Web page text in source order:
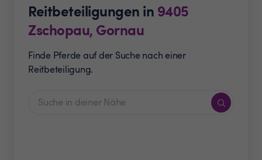
Reitbeteiligungen in 9405
Zschopau, Gornau
Finde Pferde auf der Suche nach einer
Reitbeteiligung.